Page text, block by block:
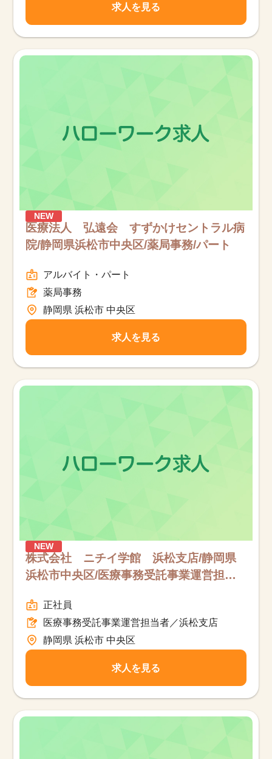
求人を見る
NEW
医療法人 弘遠会 すずかけセントラル病
院/静岡県浜松市中央区/薬局事務/パート
アルバイト・パート
薬局事務
静岡県 浜松市 中央区
求人を見る
NEW
株式会社 ニチイ学館 浜松支店/静岡県
浜松市中央区/医療事務受託事業運営担当
正社員
医療事務受託事業運営担当者／浜松支店
静岡県 浜松市 中央区
求人を見る